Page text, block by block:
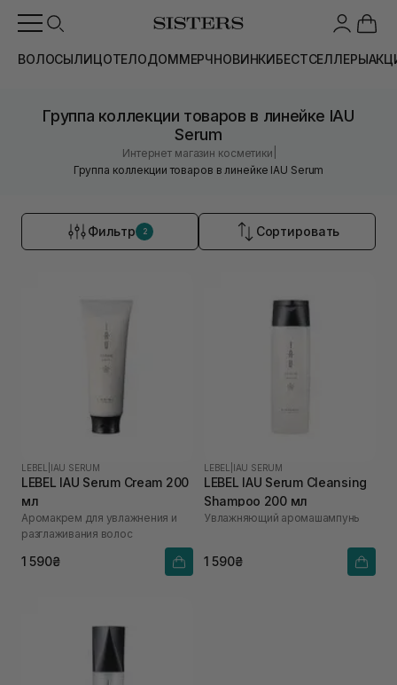
ВОЛОСЫЛИЦОТЕЛОДОММЕРЧНОВИНКИБЕСТСЕЛЛЕРЫ
Группа коллекции товаров в линейке IAU
Serum
Интернет магазин косметики
Группа коллекции товаров в линейке IAU Serum
Фильтр 2 Сортировать
LEBEL IAU SERUM
LEBEL IAU Serum Cream 200
мл
Аромакрем для увлажнения и
разглаживания волос
1 590₴
LEBEL IAU SERUM
LEBEL IAU Serum Cleansing
Shampoo 200 мл
Увлажняющий аромашампунь
1 590₴